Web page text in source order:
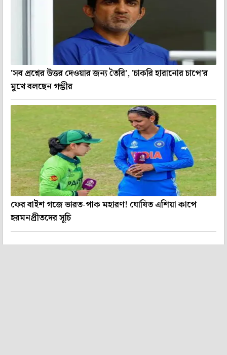
'সব প্রশ্নের উত্তর দেওয়ার জন্য তৈরি', 'চাকরি হারানোর চাপে'র
মুখে বলছেন গম্ভীর
ফের বাইশ গজে ভারত-পাক মহারণ! ঘোষিত এশিয়া কাপে
হরমনপ্রীতদের সূচি